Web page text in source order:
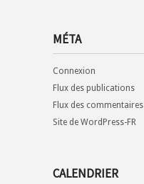
MÉTA
Connexion
Flux des publications
Flux des commentaires
Site de WordPress-FR
CALENDRIER